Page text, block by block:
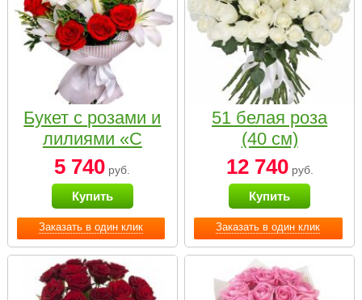
Заказать в один клик
Букет с розами и
лилиями «С
наилучшими
пожеланиями»
5 740 руб.
Купить
Заказать в один клик
51 белая роза
(40 см)
12 740руб.
Купить